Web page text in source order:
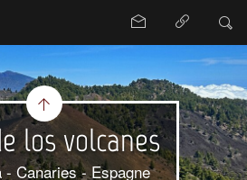
los volcanes
- Canaries - Espagne